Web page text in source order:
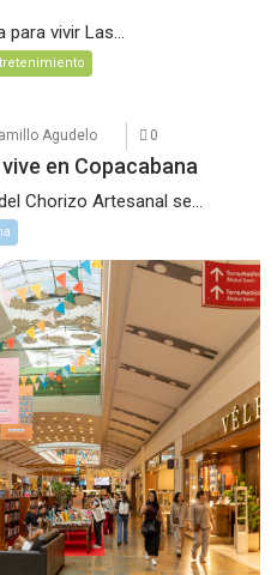
para vivir Las...
Agudelo 0
en Copacabana
Chorizo Artesanal se...